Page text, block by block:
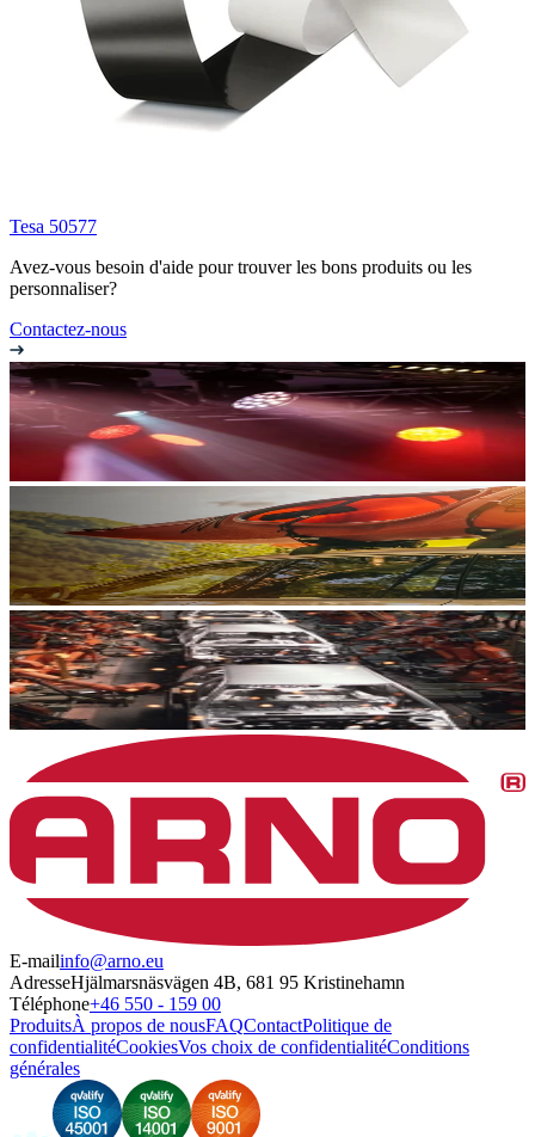
Tesa 50577
Avez-vous besoin d'aide pour trouver les bons produits ou les
personnaliser?
Contactez-nous
E-mailinfo@arno.eu
AdresseHjälmarsnäsvägen 4B, 681 95 Kristinehamn
Téléphone+46 550 - 159 00
ProduitsÀ propos de nousFAQContactPolitique de
confidentialitéCookiesVos choix de confidentialitéConditions
générales